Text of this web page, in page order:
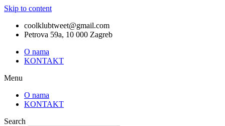
Skip to content
coolklubtweet@gmail.com
Petrova 59a, 10 000 Zagreb
O nama
KONTAKT
Menu
O nama
KONTAKT
Search